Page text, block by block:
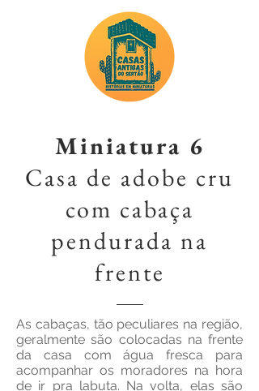
Miniatura 6
Casa de adobe cru
com cabaça
pendurada na
frente
As cabaças, tão peculiares na região,
geralmente são colocadas na frente
da casa com água fresca para
acompanhar os moradores na hora
de ir pra labuta. Na volta, elas são